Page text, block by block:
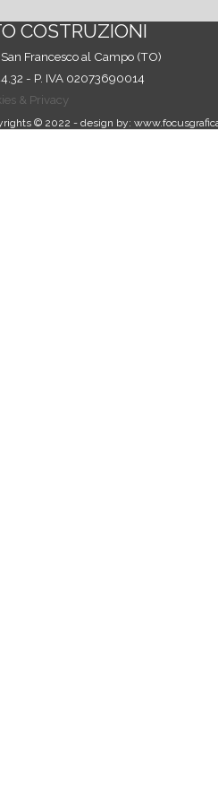
COSTRUZIONI
Francesco al Campo (TO)
- P. IVA 02073690014
& Privacy
© 2022 - design by: